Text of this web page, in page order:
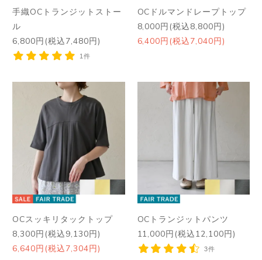
手織OCトランジットストー
ル
6,800円(税込7,480円)
1件
OCドルマンドレープトップ
8,000円(税込8,800円)
6,400円(税込7,040円)
OCスッキリタックトップ
8,300円(税込9,130円)
6,640円(税込7,304円)
OCトランジットパンツ
11,000円(税込12,100円)
3件